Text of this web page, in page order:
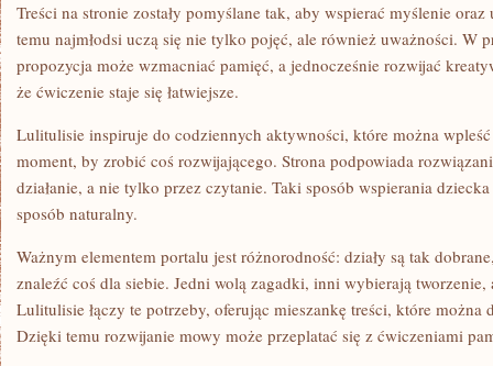
Treści na stronie zostały pomyślane tak, aby wspierać myślenie
temu najmłodsi uczą się nie tylko pojęć, ale również uważności. W
propozycja może wzmacniać pamięć, a jednocześnie rozwijać
że ćwiczenie staje się łatwiejsze.
Lulitulisie inspiruje do codziennych aktywności, które można
moment, by zrobić coś rozwijającego. Strona podpowiada
działanie, a nie tylko przez czytanie. Taki sposób wspierania
sposób naturalny.
Ważnym elementem portalu jest różnorodność: działy są tak
znaleźć coś dla siebie. Jedni wolą zagadki, inni wybierają
Lulitulisie łączy te potrzeby, oferując mieszankę treści, które można
Dzięki temu rozwijanie mowy może przeplatać się z ćwiczeniami